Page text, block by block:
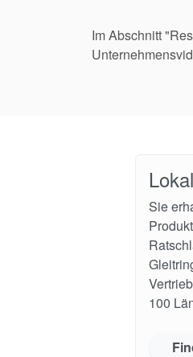
Im Abschnitt
Sie
100